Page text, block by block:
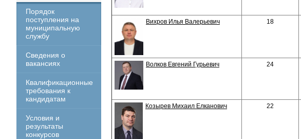
Порядок
поступления на
муниципальную
службу
Сведения о
вакансиях
Квалификационные
требования к
кандидатам
Условия и
результаты
конкурсов
Вихров Илья Валерьевич
18
Волков Евгений Гурьевич
24
Козырев Михаил Елканович
22